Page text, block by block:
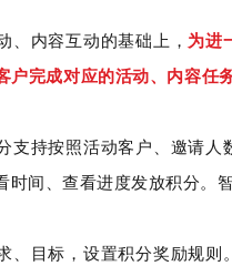
、内容互动的基础上， 为进
户完成对应的活动、内容任
支持按照活动客户、邀请
时间、查看进度发放积分。
、目标，设置积分奖励规
案例 1800w+
私域用户
210w+
社群用户
更